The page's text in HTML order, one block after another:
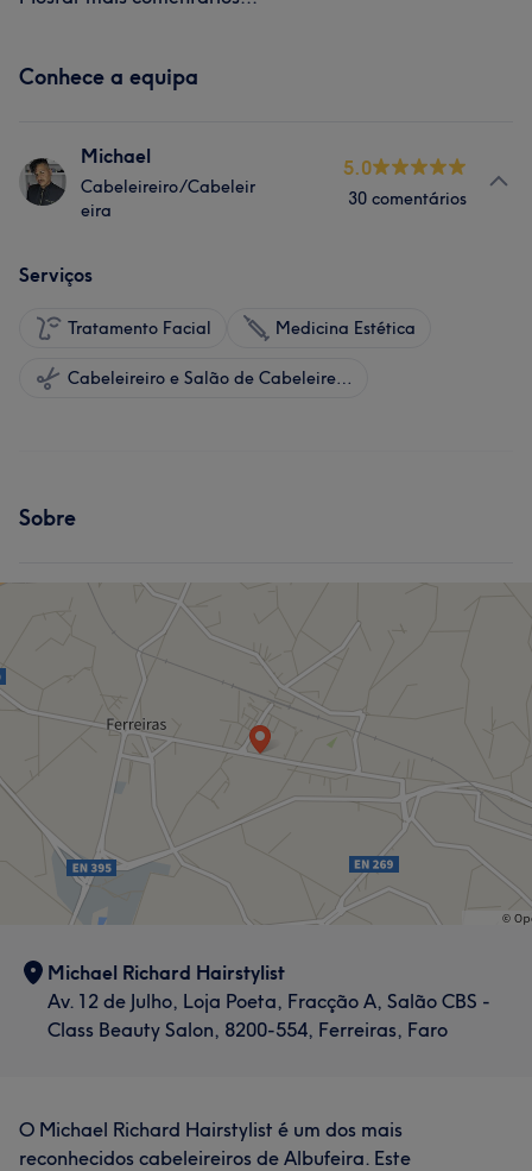
Conhece a equipa
Michael
Cabeleireiro/Cabeleir
eira
5.0
30 comentários
Serviços
Tratamento Facial Medicina Estética
Cabeleireiro e Salão de Cabeleireiro
Sobre
Michael Richard Hairstylist
Av. 12 de Julho, Loja Poeta, Fracção A, Salão CBS -
Class Beauty Salon, 8200-554, Ferreiras, Faro
O Michael Richard Hairstylist é um dos mais
reconhecidos cabeleireiros de Albufeira. Este